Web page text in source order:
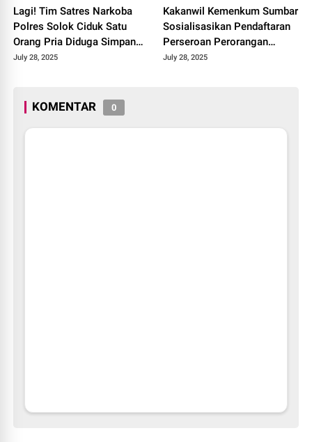
Lagi! Tim Satres Narkoba
Polres Solok Ciduk Satu
Orang Pria Diduga Simpan
Sabu.
July 28, 2025
Kakanwil Kemenkum Sumbar
Sosialisasikan Pendaftaran
Perseroan Perorangan
Pertemuan Masyarakat Nias
July 28, 2025
KOMENTAR 0